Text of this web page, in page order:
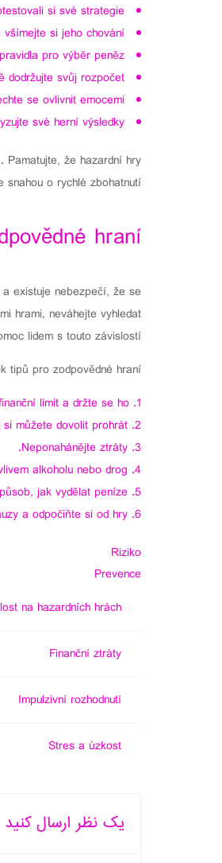
si své strategie.
si jeho chování.
pro výběr peněz.
dodržujte svůj rozpočet.
se ovlivnit emocemi.
své herní výsledky.
že hazardní hry
o rychlé zbohatnutí.
hraní
existuje nebezpečí, že se
hrami, neváhejte vyhledat
lidem s touto závislostí.
tipů pro zodpovědné hraní:
limit a držte se ho.
můžete dovolit prohrát.
Neponahánějte ztráty.
alkoholu nebo drog.
jak vydělat peníze.
a odpočiňte si od hry.
Riziko
Prevence
na hazardních hrách
Finanční ztráty
Impulzivní rozhodnutí
Stres a úzkost
یک نظر ارسال کنید